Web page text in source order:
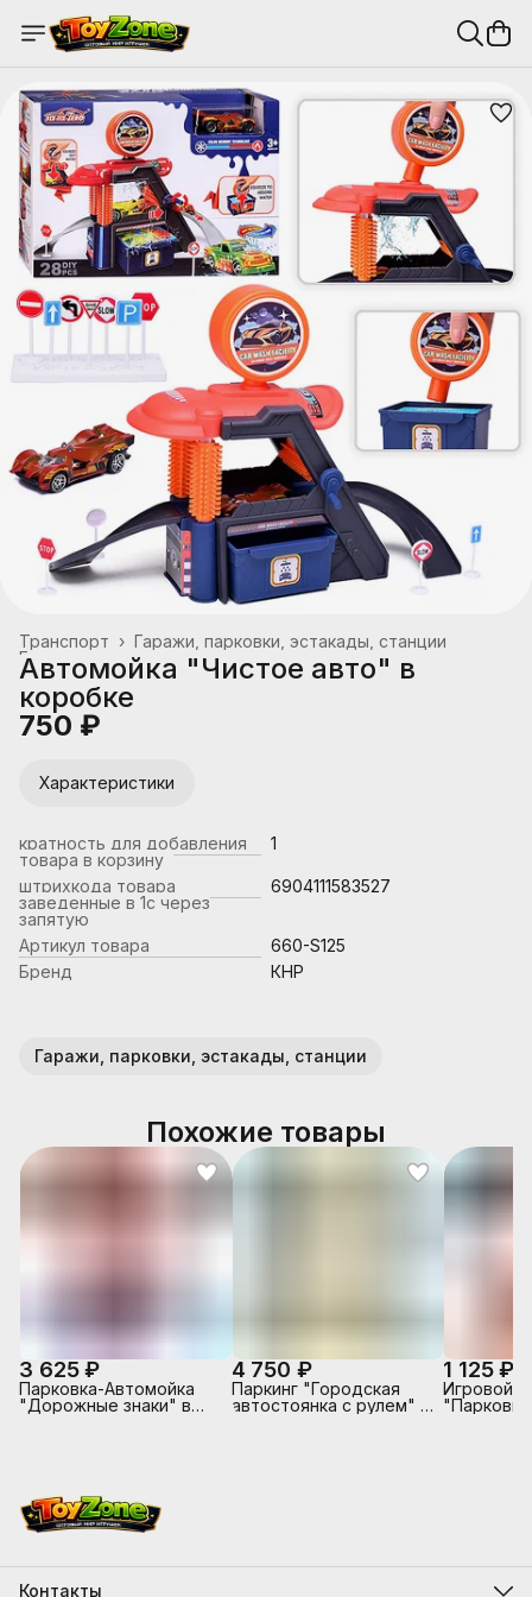
Гаражи, парковки, эстакады, станции
Транспорт ›
Главная
Автомойка "Чистое авто" в
коробке
750 ₽
Характеристики
кратность для добавления
товара в корзину
1
штрихкода товара
заведенные в 1с через
запятую
6904111583527
Артикул товара
660-S125
Бренд
КНР
Гаражи, парковки, эстакады, станции
Похожие товары
3 625 ₽
Парковка-Автомойка
"Дорожные знаки" в
4 750 ₽
Паркинг "Городская
автостоянка с рулем" в
1 125 ₽
Игровой
Контакты